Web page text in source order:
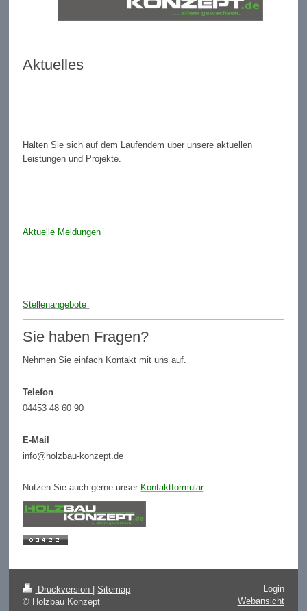
Aktuelles
Halten Sie sich auf dem Laufendem über unsere aktuellen
Leistungen und Projekte.
Aktuelle Meldungen
Stellenangebote
Sie haben Fragen?
Nehmen Sie einfach Kontakt mit uns auf.
Telefon
04453 48 60 90
E-Mail
info@holzbau-konzept.de
Nutzen Sie auch gerne unser Kontaktformular.
Druckversion
Sitemap
© Holzbau Konzept
Login
Webansicht